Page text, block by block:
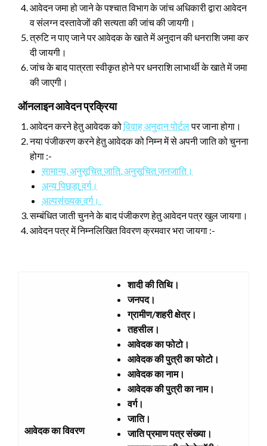
आवेदन जमा हो जाने के पश्चात विभाग के जांच अधिकारी द्वारा आवेदन
व संलग्न दस्तावेजों की सत्यता की जांच की जायगी।
त्रुटि न पाए जाने पर आवेदक के खाते में अनुदान की धनराशि जमा कर
दी जायगी।
जांच के बाद पात्रता स्वीकृत होने पर धनराशि लाभार्थी के खाते में जमा
की जाएगी।
ऑनलाइन आवेदन प्रक्रिया
आवेदन करने हेतु आवेदक कोविवाह अनुदान पोर्टलपर जाना होगा।
नया पंजीकरण करने हेतु आवेदक को निम्न में से अपनी जाति को चुनना
होगा :-
सामान्य,अनुसूचितजाति,अनुसूचितजनजाति।
अन्यपिछड़ावर्ग।
अल्पसंख्यकवर्ग।
सम्बंधित जाती चुनने के बाद पंजीकरण हेतु आवेदन पत्र खुल जायगा।
आवेदन पत्र में निम्नलिखित विवरण क्रमवार भरा जायगा :-
आवेदक का विवरण
शादी की तिथि।
जनपद।
ग्रामीण/शहरी क्षेत्र।
तहसील।
आवेदक का फोटो।
आवेदक की पुत्री का फोटो।
आवेदक का नाम।
आवेदक की पुत्री का नाम।
वर्ग।
जाति।
जाति प्रमाण पत्र संख्या।